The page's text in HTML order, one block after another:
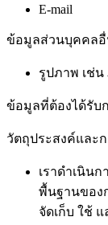
E-mail
ข้อมูลส่วนบุคคลอื่
รูปภาพ เช่
ข้อมูลที่ต้องได้รับ
วัตถุประสงค์และ
เราดำเนิน
พื้นฐานของ
จัดเก็บ ใช้